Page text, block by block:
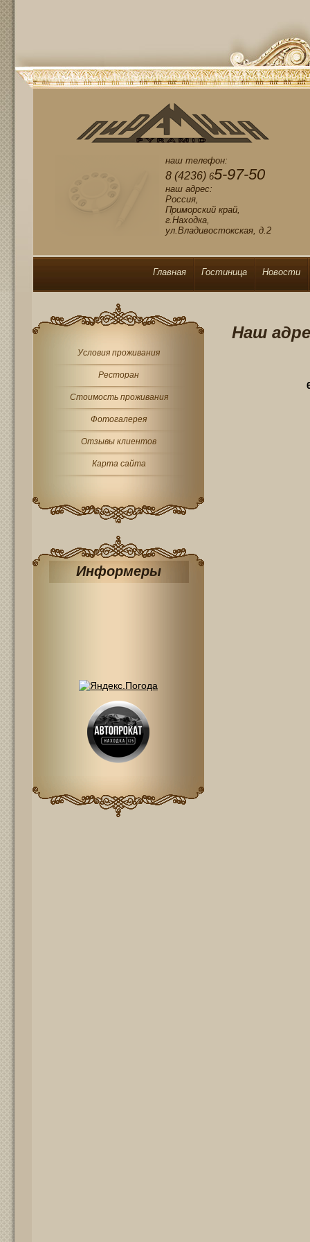
Главная Гостиница Новости
наш телефон:
8 (4236) 65-97-50
наш адрес:
Россия,
Приморский край,
г.Находка,
ул.Владивостокская, д.2
Условия проживания
Ресторан
Стоимость проживания
Фотогалерея
Отзывы клиентов
Карта сайта
Информеры
Наш